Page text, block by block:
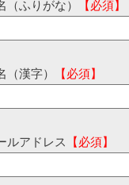
（ふりがな） 【必須】
（漢字） 【必須】
ルアドレス 【必須】